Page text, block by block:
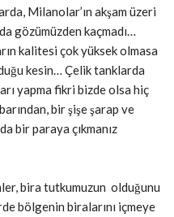
Milanolar’ın akşam üzeri
gözümüzden kaçmadı…
kalitesi çok yüksek olmasa
kesin… Çelik tanklarda
yapma fikri bizde olsa hiç
bir şişe şarap ve
bir paraya çıkmanız
bira tutkumuzun olduğunu
bölgenin biralarını içmeye